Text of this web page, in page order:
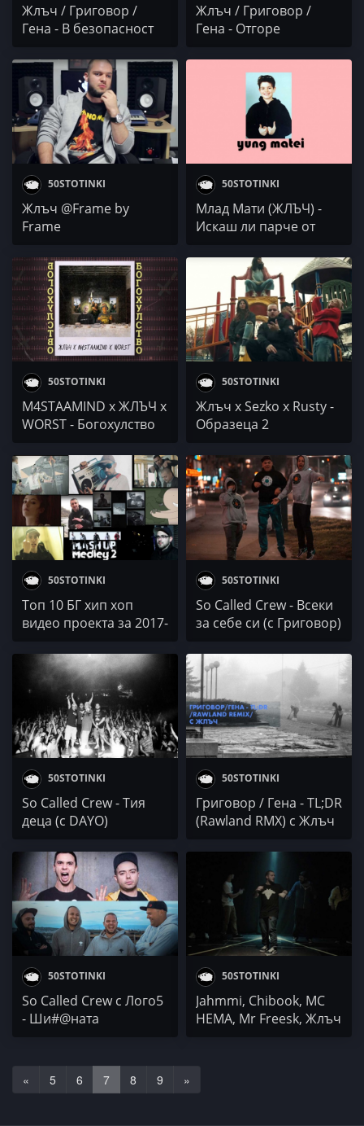
Жлъч / Григовор /
Гена - В безопасност
Жлъч / Григовор /
Гена - Отгоре
50STOTINKI
Жлъч @Frame by
Frame
50STOTINKI
Млад Мати (ЖЛЪЧ) -
Искаш ли парче от
50STOTINKI
M4STAAMIND x ЖЛЪЧ х
WORST - Богохулство
50STOTINKI
Жлъч х Sezko x Rusty -
Образеца 2
50STOTINKI
Топ 10 БГ хип хоп
видео проекта за 2017-
50STOTINKI
So Called Crew - Всеки
за себе си (с Григовор)
50STOTINKI
So Called Crew - Тия
деца (с DAYO)
50STOTINKI
Григовор / Гена - TL;DR
(Rawland RMX) с Жлъч
50STOTINKI
So Called Crew с Лого5
- Ши#@ната
50STOTINKI
Jahmmi, Chibook, MC
HEMA, Mr Freesk, Жлъч
« 5 6 7 8 9 »